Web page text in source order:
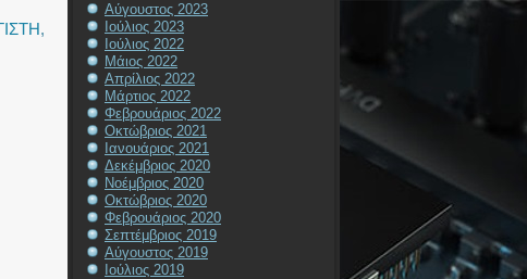
,
Αύγουστος 2023
Ιούλιος 2023
Ιούλιος 2022
Μάιος 2022
Απρίλιος 2022
Μάρτιος 2022
Φεβρουάριος 2022
Οκτώβριος 2021
Ιανουάριος 2021
Δεκέμβριος 2020
Νοέμβριος 2020
Οκτώβριος 2020
Φεβρουάριος 2020
Σεπτέμβριος 2019
Αύγουστος 2019
Ιούλιος 2019